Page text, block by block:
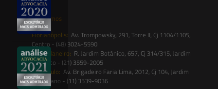
Onde estamos
Florianópolis: Av. Trompowsky, 291, Torre II, Cj 1104/1105,
Centro - (48) 3024-5590
Rio de Janeiro: R. Jardim Botânico, 657, Cj 314/315, Jardim
Botânico - (21) 3559-2005
São Paulo: Av. Brigadeiro Faria Lima, 2012, Cj 104, Jardim
Paulistano - (11) 3539-9036